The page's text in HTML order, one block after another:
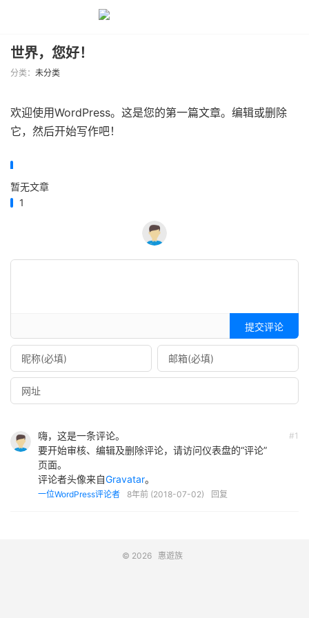
世界，您好！
分类： 未分类
欢迎使用WordPress。这是您的第一篇文章。编辑或删除
它，然后开始写作吧！
暂无文章
1
提交评论
#1
嗨，这是一条评论。
要开始审核、编辑及删除评论，请访问仪表盘的“评论”
页面。
评论者头像来自Gravatar。
一位WordPress评论者 8年前 (2018-07-02) 回复
© 2026 惠遊族